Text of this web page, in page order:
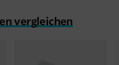
vergleichen